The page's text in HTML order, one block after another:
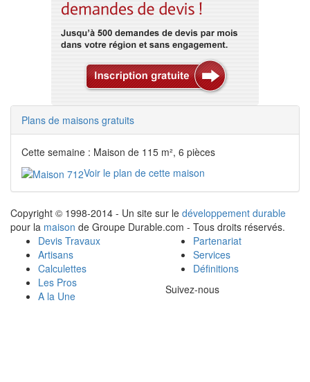
Plans de maisons gratuits
Cette semaine : Maison de 115 m², 6 pièces
Voir le plan de cette maison
Copyright © 1998-2014 - Un site sur le développement durable
pour la maison de Groupe Durable.com - Tous droits réservés.
Devis Travaux
Artisans
Calculettes
Les Pros
A la Une
Partenariat
Services
Définitions
Suivez-nous